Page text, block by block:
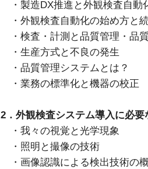
・製造DX推進と外観検査自動
・外観検査自動化の始め方と
・検査・計測と品質管理・品
・生産方式と不良の発生
・品質管理システムとは？
・業務の標準化と機器の校正
2．外観検査システム導入に必
・我々の視覚と光学現象
・照明と撮像の技術
・画像認識による検出技術の